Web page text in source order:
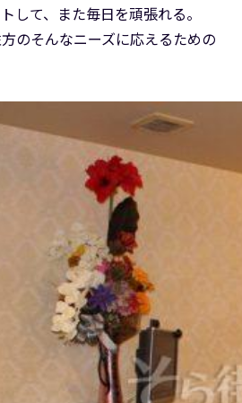
して、また毎日を頑張れる。
のそんなニーズに応えるための